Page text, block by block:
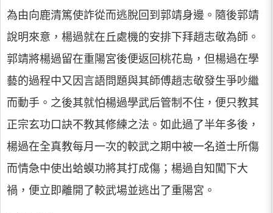
為由向鹿清篤使詐從而逃脫回到郭靖身邊。隨後郭靖
說明來意，楊過就在丘處機的安排下拜趙志敬為師。
郭靖將楊過留在重陽宮後便返回桃花島，但楊過在學
藝的過程中又因言語問題與其師傅趙志敬發生爭吵繼
而動手。之後其就怕楊過學武后管制不住，便只教其
正宗玄功口訣不教其修練之法。如此過了半年多後，
楊過在全真教每月一次的較武之期中被一名道士所傷
而情急中使出蛤蟆功將其打成傷；楊過自知闖下大
禍，便立即離開了較武場並逃出了重陽宮。